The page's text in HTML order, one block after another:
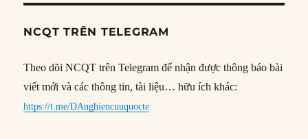
NCQT TRÊN TELEGRAM
Theo dõi NCQT trên Telegram để nhận được thông báo bài
viết mới và các thông tin, tài liệu… hữu ích khác:
https://t.me/DAnghiencuuquocte